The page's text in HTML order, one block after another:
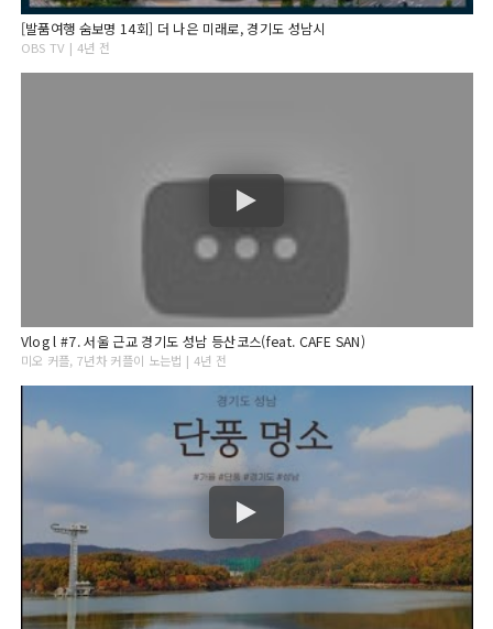
[발품여행 숨보명 14회] 더 나은 미래로, 경기도 성남시
OBS TV | 4년 전
Vlog l #7. 서울 근교 경기도 성남 등산코스(feat. CAFE SAN)
미오 커플, 7년차 커플이 노는법 | 4년 전